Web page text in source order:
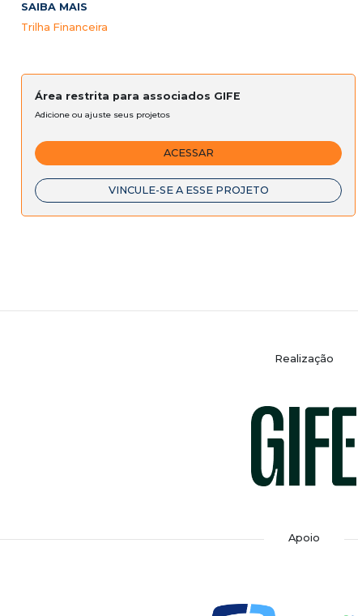
SAIBA MAIS
Trilha Financeira
Área restrita para associados GIFE
Adicione ou ajuste seus projetos
ACESSAR
VINCULE-SE A ESSE PROJETO
Realização
Apoio